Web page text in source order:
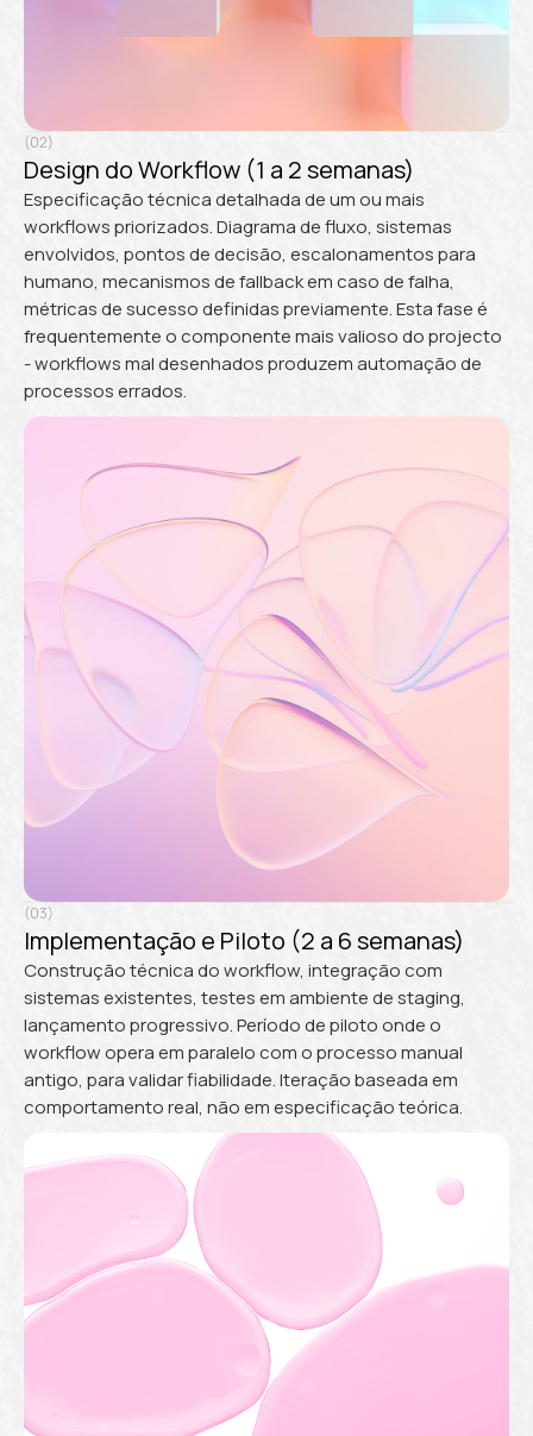
(02)
Design do Workflow (1 a 2 semanas)
Especificação técnica detalhada de um ou mais
workflows priorizados. Diagrama de fluxo, sistemas
envolvidos, pontos de decisão, escalonamentos para
humano, mecanismos de fallback em caso de falha,
métricas de sucesso definidas previamente. Esta fase é
frequentemente o componente mais valioso do projecto
- workflows mal desenhados produzem automação de
processos errados.
(03)
Implementação e Piloto (2 a 6 semanas)
Construção técnica do workflow, integração com
sistemas existentes, testes em ambiente de staging,
lançamento progressivo. Período de piloto onde o
workflow opera em paralelo com o processo manual
antigo, para validar fiabilidade. Iteração baseada em
comportamento real, não em especificação teórica.